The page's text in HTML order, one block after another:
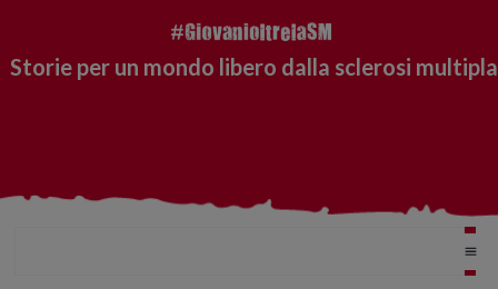
Storie per un mondo libero dalla sclerosi multipla